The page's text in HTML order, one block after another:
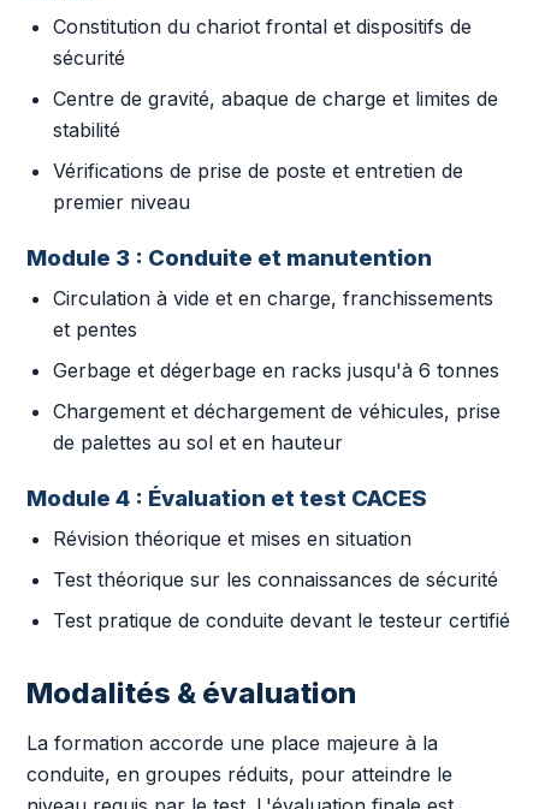
Constitution du chariot frontal et dispositifs de
sécurité
Centre de gravité, abaque de charge et limites de
stabilité
Vérifications de prise de poste et entretien de
premier niveau
Module 3 : Conduite et manutention
Circulation à vide et en charge, franchissements
et pentes
Gerbage et dégerbage en racks jusqu'à 6 tonnes
Chargement et déchargement de véhicules, prise
de palettes au sol et en hauteur
Module 4 : Évaluation et test CACES
Révision théorique et mises en situation
Test théorique sur les connaissances de sécurité
Test pratique de conduite devant le testeur certifié
Modalités & évaluation
La formation accorde une place majeure à la
conduite, en groupes réduits, pour atteindre le